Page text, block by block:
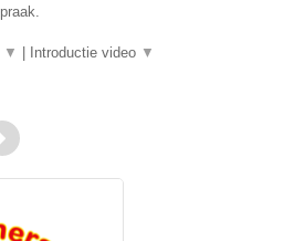
▼ | Introductie video ▼